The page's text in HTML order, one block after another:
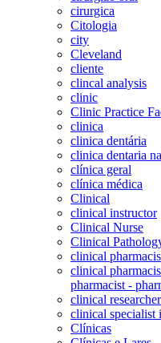
cirurgica
Citologia
city
Cleveland
cliente
clincal analysis
clinic
Clinic Practice
clinica
clinica dentária
clinica dentaria
clínica geral
clínica médica
Clinical
clinical instructor
Clinical Nurse
Clinical
clinical
clinical
pharmacist -
clinical
clinical specialist
Clínicas